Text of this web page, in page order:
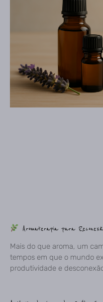
Aromaterapia para
Mais do que aroma, um
tempos em que o mundo
produtividade e